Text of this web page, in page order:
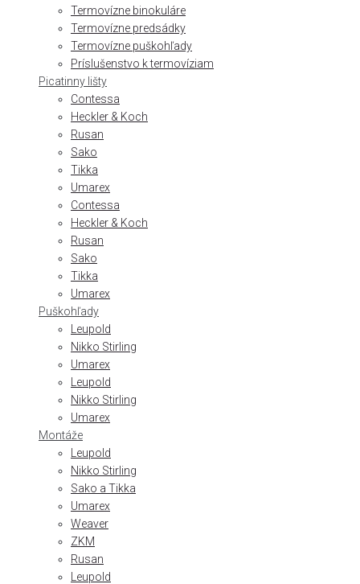
Termovízne binokuláre
Termovízne predsádky
Termovízne puškohľady
Príslušenstvo k termovíziam
Picatinny lišty
Contessa
Heckler & Koch
Rusan
Sako
Tikka
Umarex
Contessa
Heckler & Koch
Rusan
Sako
Tikka
Umarex
Puškohľady
Leupold
Nikko Stirling
Umarex
Leupold
Nikko Stirling
Umarex
Montáže
Leupold
Nikko Stirling
Sako a Tikka
Umarex
Weaver
ZKM
Rusan
Leupold